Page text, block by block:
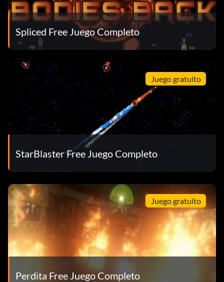
Spliced Free Juego Completo
Juego gratuito
StarBlaster Free Juego Completo
Juego gratuito
Perdita Free Juego Completo